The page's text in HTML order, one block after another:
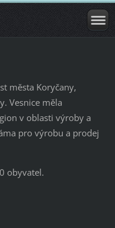
města Koryčany,
Vesnice měla
v oblasti výroby a
pro výrobu a prodej
obyvatel.